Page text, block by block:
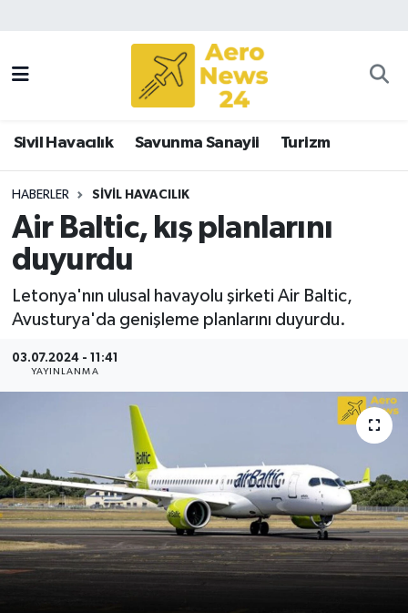
Sivil Havacılık Savunma Sanayii Turizm
HABERLER SIVIL HAVACILIK
Air Baltic, kış planlarını
duyurdu
Letonya'nın ulusal havayolu şirketi Air Baltic,
Avusturya'da genişleme planlarını duyurdu.
03.07.2024 - 11:41
YAYINLANMA